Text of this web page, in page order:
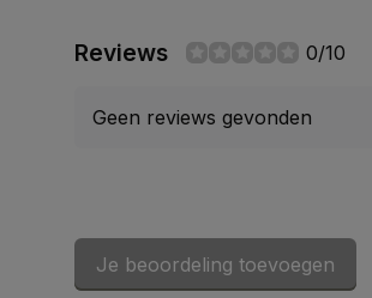
Reviews 0/10
Geen reviews gevonden
Je beoordeling toevoegen